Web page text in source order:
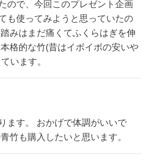
ので、今回このプレゼント企画
も使ってみようと思っていたの
みはまだ痛くてふくらはぎを伸
本格的な竹(昔はイボイボの安いや
います。
ます。
おかげで体調がいいで
竹も購入したいと思います。